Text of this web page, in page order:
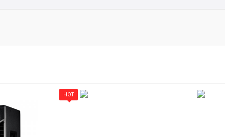
/ bên ngoài để xử lý công suất cao
tán
sơn kết cấu bán mờ màu đen
HOT